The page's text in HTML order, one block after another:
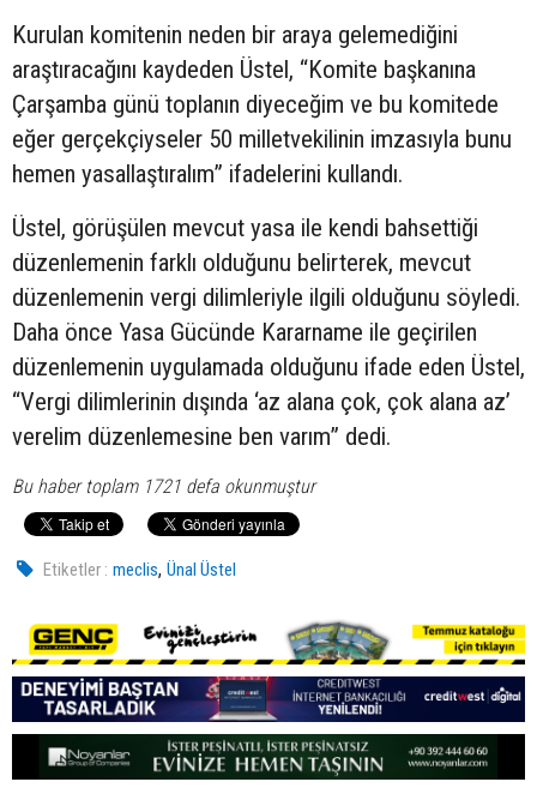
Kurulan komitenin neden bir araya gelemediğini
araştıracağını kaydeden Üstel, “Komite başkanına
Çarşamba günü toplanın diyeceğim ve bu komitede
eğer gerçekçiyseler 50 milletvekilinin imzasıyla bunu
hemen yasallaştıralım” ifadelerini kullandı.
Üstel, görüşülen mevcut yasa ile kendi bahsettiği
düzenlemenin farklı olduğunu belirterek, mevcut
düzenlemenin vergi dilimleriyle ilgili olduğunu söyledi.
Daha önce Yasa Gücünde Kararname ile geçirilen
düzenlemenin uygulamada olduğunu ifade eden Üstel,
“Vergi dilimlerinin dışında ‘az alana çok, çok alana az’
verelim düzenlemesine ben varım” dedi.
Bu haber toplam 1721 defa okunmuştur
Etiketler : meclis,Ünal Üstel